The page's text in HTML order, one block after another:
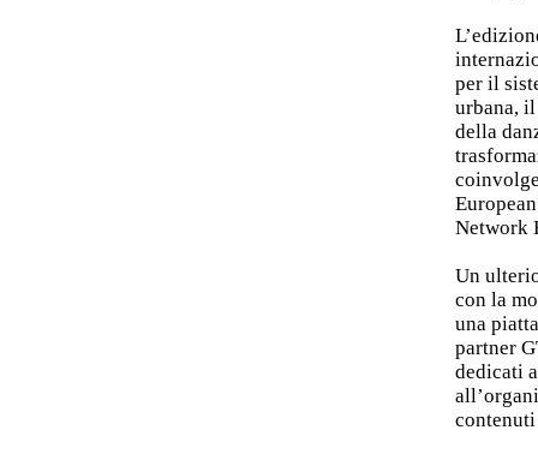
per il
urbana,
della
Network
Un
con la
una
partner
dedicati